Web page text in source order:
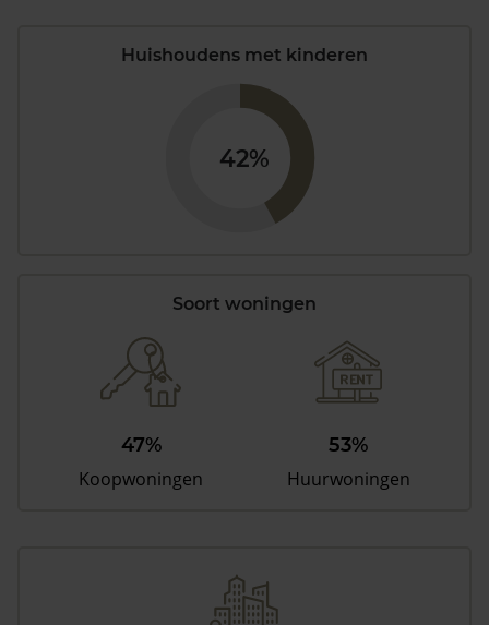
Huishoudens met kinderen
42%
Soort woningen
47%
Koopwoningen
53%
Huurwoningen